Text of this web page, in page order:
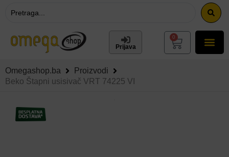
Prijava
0
Omegashop.ba
Proizvodi
Beko Štapni usisivač VRT 74225 VI